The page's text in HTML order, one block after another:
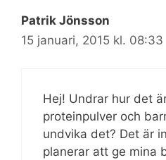
Patrik Jönsson
15 januari, 2015 kl. 08:33
Hej! Undrar hur det
proteinpulver och
undvika det? Det är
planerar att ge mina